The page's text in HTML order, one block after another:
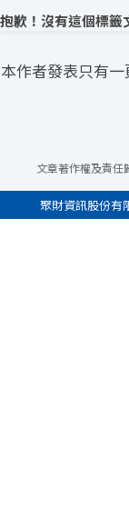
抱歉！沒有這個標籤
本作者發表只有
文章著作權及責任
聚財資訊股份有